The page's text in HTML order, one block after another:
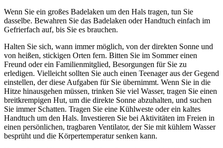
Wenn Sie ein großes Badelaken um den Hals tragen, tun Sie
dasselbe. Bewahren Sie das Badelaken oder Handtuch einfach im
Gefrierfach auf, bis Sie es brauchen.
Halten Sie sich, wann immer möglich, von der direkten Sonne und
von heißen, stickigen Orten fern. Bitten Sie im Sommer einen
Freund oder ein Familienmitglied, Besorgungen für Sie zu
erledigen. Vielleicht sollten Sie auch einen Teenager aus der Gegend
einstellen, der diese Aufgaben für Sie übernimmt. Wenn Sie in die
Hitze hinausgehen müssen, trinken Sie viel Wasser, tragen Sie einen
breitkrempigen Hut, um die direkte Sonne abzuhalten, und suchen
Sie immer Schatten. Tragen Sie eine Kühlweste oder ein kaltes
Handtuch um den Hals. Investieren Sie bei Aktivitäten im Freien in
einen persönlichen, tragbaren Ventilator, der Sie mit kühlem Wasser
besprüht und die Körpertemperatur senken kann.